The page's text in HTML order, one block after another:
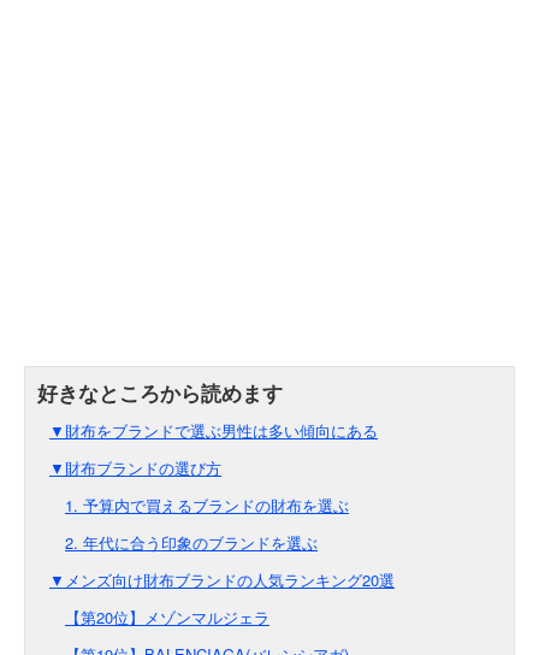
▼財布をブランドで選ぶ男性は多い傾向にある
▼財布ブランドの選び方
1. 予算内で買えるブランドの財布を選ぶ
2. 年代に合う印象のブランドを選ぶ
▼メンズ向け財布ブランドの人気ランキング20選
【第20位】メゾンマルジェラ